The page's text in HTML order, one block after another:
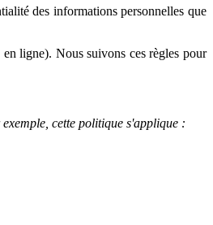
des informations personnelles que
ligne). Nous suivons ces règles pour
cette politique s'applique :